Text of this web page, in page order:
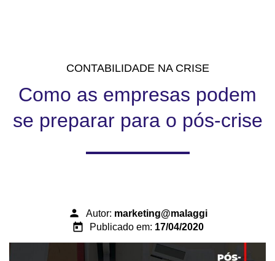
CONTABILIDADE NA CRISE
Como as empresas podem
se preparar para o pós-crise
person Autor: marketing@malaggi
today Publicado em: 17/04/2020